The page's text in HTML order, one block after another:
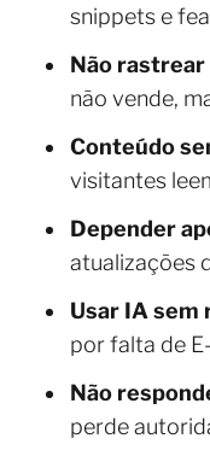
snippets e
Não
não vende,
Conteúdo
visitantes
Depender
atualizações
Usar IA sem
por falta de
Não
perde